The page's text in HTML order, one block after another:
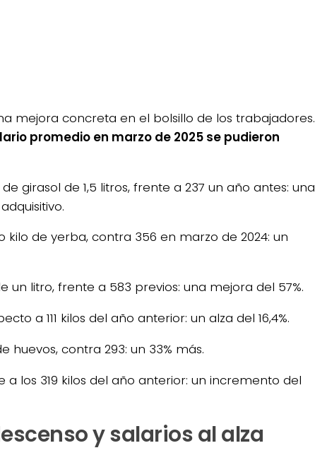
mejora concreta en el bolsillo de los trabajadores.
promedio en marzo de 2025 se pudieron
girasol de 1,5 litros, frente a 237 un año antes: una
kilo de yerba, contra 356 en marzo de 2024: un
un litro, frente a 583 previos: una mejora del 57%.
a 111 kilos del año anterior: un alza del 16,4%.
huevos, contra 293: un 33% más.
a los 319 kilos del año anterior: un incremento del
y salarios al alza